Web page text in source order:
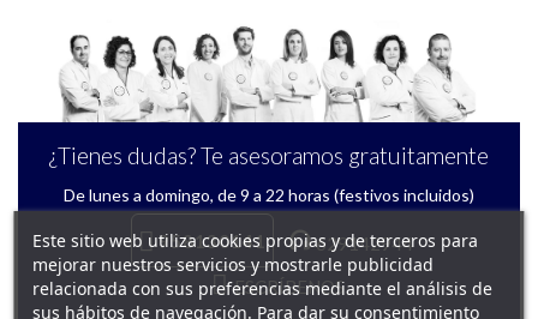
¿Tienes dudas? Te asesoramos gratuitamente
De lunes a domingo, de 9 a 22 horas (festivos incluidos)
958130141
629142944
ESCRÍBENOS
Este sitio web utiliza cookies propias y de terceros para
mejorar nuestros servicios y mostrarle publicidad
relacionada con sus preferencias mediante el análisis de
sus hábitos de navegación. Para dar su consentimiento